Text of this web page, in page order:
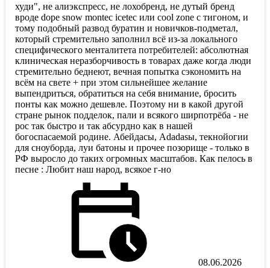
худи", не алиэкспресс, не лохобренд, не дутый бренд
вроде dope snow montec icetec или cool zone с тигоном, и
тому подобный развод буратин и новичков-подметал,
который стремительно заполнил всё из-за локального
специфического менталитета потребителей: абсолютная
клиническая неразборчивость в товарах даже когда люди
стремительно беднеют, вечная попытка сэкономить на
всём на свете + при этом сильнейшее желание
выпендриться, обратиться на себя внимание, бросить
понты как можно дешевле. Поэтому ни в какой другой
стране рынок подделок, пали и всякого ширпотрёба - не
рос так быстро и так абсурдно как в нашей
богоспасаемой родине. Абейдасы, Adadasы, текнойогии
для сноуборда, луи батоны и прочее позорище - только в
РФ выросло до таких огромных масштабов. Как пелось в
песне : Любит наш народ, всякое г-но
08.06.2026